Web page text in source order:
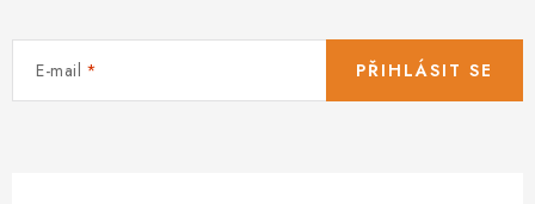
E-mail PŘIHLÁSIT SE